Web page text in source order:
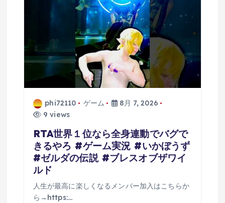
phi72110 ゲーム
8月 7, 2026
9 views
RTA世界１位なら全身連動でバグで
きるやろ #ゲーム実況 #いかぼうず
#ゼルダの伝説 #ブレスオブザワイ
ルド
人生が最高に楽しくなるメンバー加入はこちらか
ら→https:…